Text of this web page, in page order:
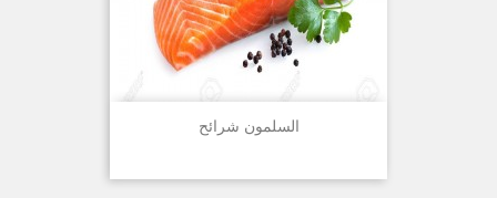
السلمون شرائح